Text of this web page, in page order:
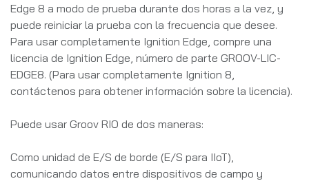
Edge 8 a modo de prueba durante dos horas a la vez, y
puede reiniciar la prueba con la frecuencia que desee.
Para usar completamente Ignition Edge, compre una
licencia de Ignition Edge, número de parte GROOV-LIC-
EDGE8. (Para usar completamente Ignition 8,
contáctenos para obtener información sobre la licencia).
Puede usar Groov RIO de dos maneras:
Como unidad de E/S de borde (E/S para IIoT),
comunicando datos entre dispositivos de campo y